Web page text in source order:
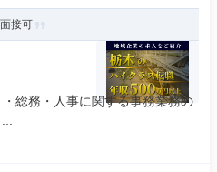
接可
総務・人事に関する事務業務の